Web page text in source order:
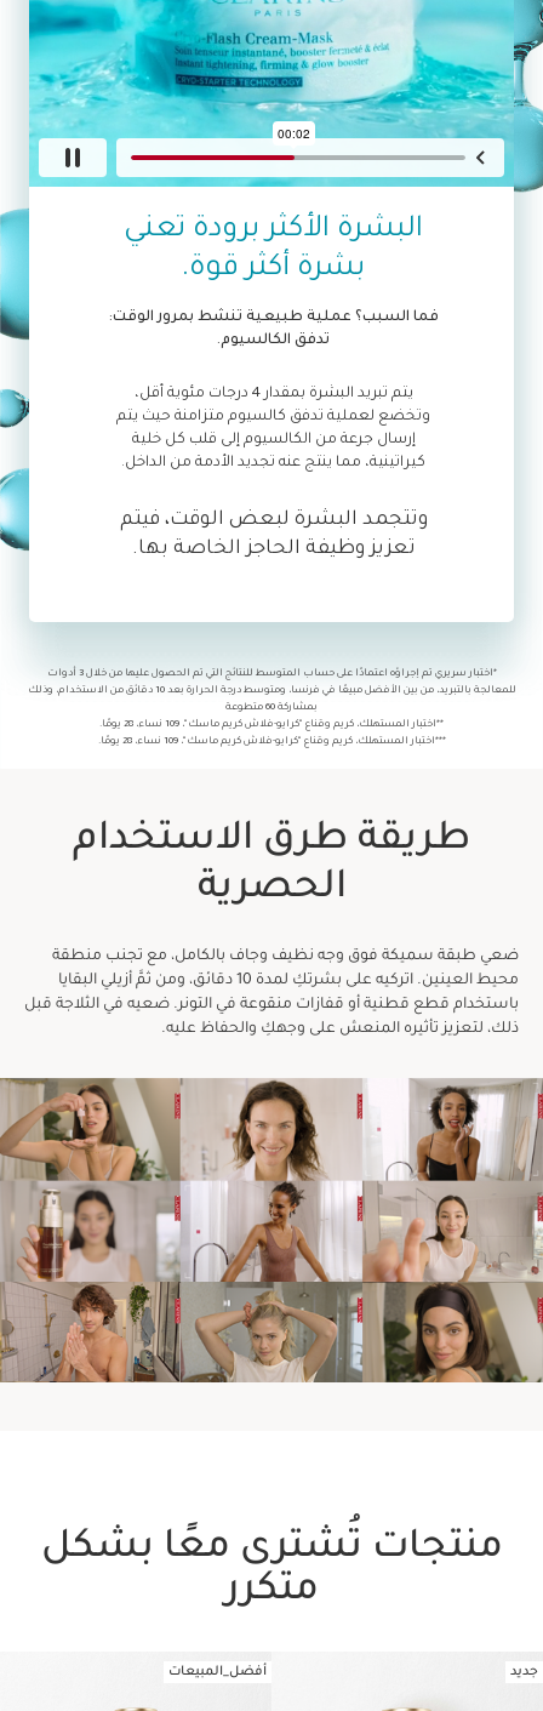
البشرة الأكثر برودة تعني
بشرة أكثر قوة.
فما السبب؟ عملية طبيعية تنشط بمرور الوقت:
تدفق الكالسيوم.
يتم تبريد البشرة بمقدار 4 درجات مئوية أقل،
وتخضع لعملية تدفق كالسيوم متزامنة حيث يتم
إرسال جرعة من الكالسيوم إلى قلب كل خلية
كيراتينية، مما ينتج عنه تجديد الأدمة من الداخل.
وتتجمد البشرة لبعض الوقت، فيتم
تعزيز وظيفة الحاجز الخاصة بها.
*اختبار سريري تم إجراؤه اعتمادًا على حساب المتوسط للنتائج التي تم الحصول عليها من خلال 3 أدوات
للمعالجة بالتبريد، من بين الأفضل مبيعًا في فرنسا، ومتوسط درجة الحرارة بعد 10 دقائق من الاستخدام، وذلك
بمشاركة 60 متطوعة
**اختبار المستهلك، كريم وقناع "كرايو-فلاش كريم ماسك"، 109 نساء، 28 يومًا.
***اختبار المستهلك، كريم وقناع "كرايو-فلاش كريم ماسك"، 109 نساء، 28 يومًا.
طريقة طرق الاستخدام
الحصرية
ضعي طبقة سميكة فوق وجه نظيف وجاف بالكامل، مع تجنب منطقة
محيط العينين. اتركيه على بشرتكِ لمدة 10 دقائق، ومن ثمَّ أزيلي البقايا
باستخدام قطع قطنية أو قفازات منقوعة في التونر. ضعيه في الثلاجة قبل
ذلك، لتعزيز تأثيره المنعش على وجهكِ والحفاظ عليه.
منتجات تُشترى معًا بشكل
متكرر
جديد أفضل_المبيعات